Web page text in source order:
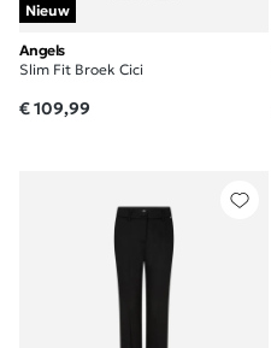
Nieuw
Angels
Slim Fit Broek Cici
€ 109,99